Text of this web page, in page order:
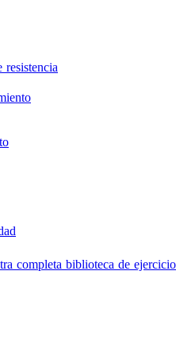
resistencia
completa biblioteca de